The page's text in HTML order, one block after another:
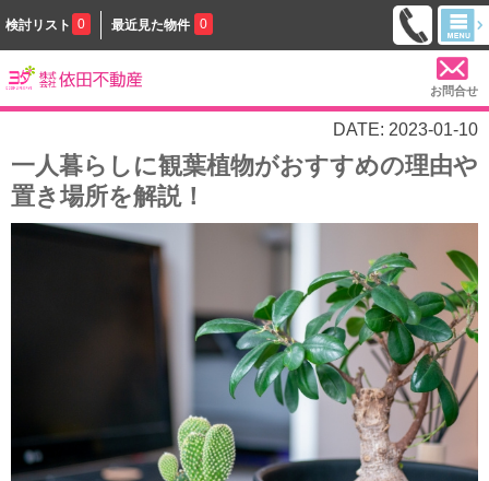
検討リスト 0 最近見た物件 0
お問合せ
DATE: 2023-01-10
一人暮らしに観葉植物がおすすめの理由や
置き場所を解説！